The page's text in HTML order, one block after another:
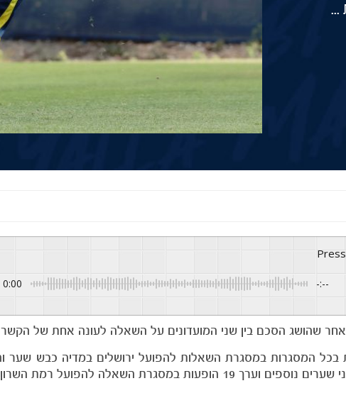
0:00 -:--
שהושג הסכם בין שני המועדונים על השאלה לעונה אחת של הקשר
בעונה שעברה 16 הופעות בכל המסגרות במסגרת השאלות להפועל ירושלים במדיה